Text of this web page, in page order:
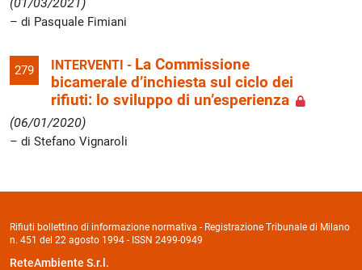
di Pasquale Fimiani
279 INTERVENTI - La Commissione
bicamerale d’inchiesta sul ciclo dei
rifiuti: lo sviluppo di un’esperienza
(06/01/2020)
di Stefano Vignaroli
Rifiuti bollettino di informazione normativa - Registrazione Tribunale di Milano
n. 451 del 22 agosto 1994 - ISSN 2499-0949
ReteAmbiente S.r.l.